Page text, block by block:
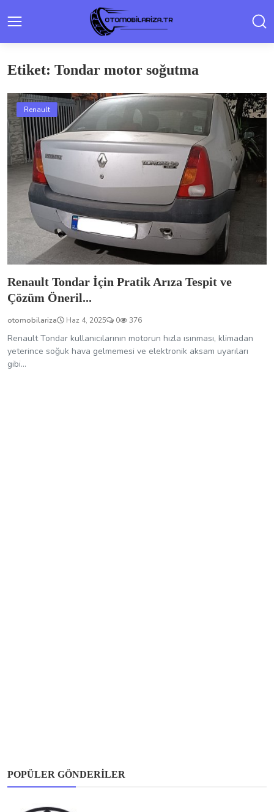
Etiket: Tondar motor soğutma
Renault
Renault Tondar İçin Pratik Arıza Tespit ve
Çözüm Öneril...
otomobilariza Haz 4, 2025 0 376
Renault Tondar kullanıcılarının motorun hızla ısınması, klimadan
yeterince soğuk hava gelmemesi ve elektronik aksam uyarıları
gibi...
POPÜLER GÖNDERILER